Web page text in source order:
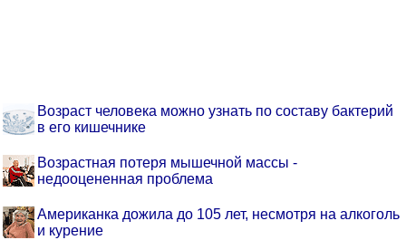
Возраст человека можно узнать по составу бактерий
в его кишечнике
Возрастная потеря мышечной массы -
недооцененная проблема
Американка дожила до 105 лет, несмотря на алкоголь
и курение